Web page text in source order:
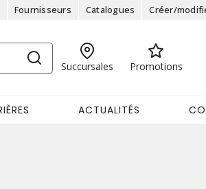
Fournisseurs Catalogues Créer/
Succursales Promotions
ACTUALITÉS